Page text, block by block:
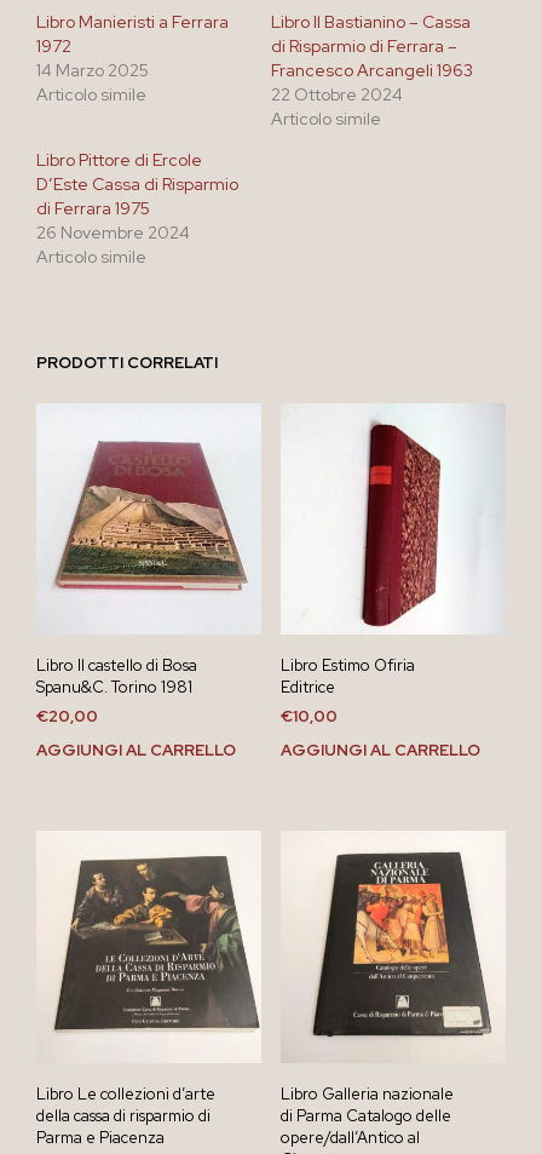
Libro Manieristi a Ferrara
1972
14 Marzo 2025
Articolo simile
Libro Il Bastianino – Cassa
di Risparmio di Ferrara –
Francesco Arcangeli 1963
22 Ottobre 2024
Articolo simile
Libro Pittore di Ercole
D’Este Cassa di Risparmio
di Ferrara 1975
26 Novembre 2024
Articolo simile
PRODOTTI CORRELATI
Libro Il castello di Bosa
Spanu&C. Torino 1981
€20,00
AGGIUNGI AL CARRELLO
Libro Estimo Ofiria
Editrice
€10,00
AGGIUNGI AL CARRELLO
Libro Le collezioni d’arte
della cassa di risparmio di
Parma e Piacenza
Libro Galleria nazionale
di Parma Catalogo delle
opere/dall’Antico al